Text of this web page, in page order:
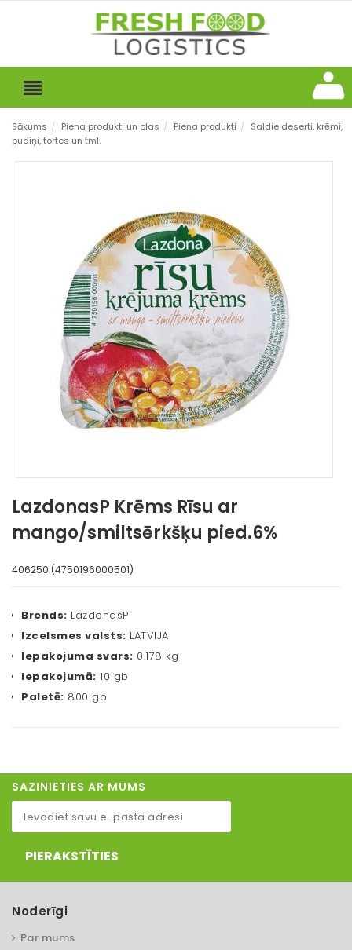
Sākums / Piena produkti un olas / Piena produkti / Saldie deserti, krēmi,
pudiņi, tortes un tml.
LazdonasP Krēms Rīsu ar
mango/smiltsērkšķu pied.6%
406250 (4750196000501)
Brends: LazdonasP
Izcelsmes valsts: LATVIJA
Iepakojuma svars: 0.178 kg
Iepakojumā: 10 gb
Paletē: 800 gb
SAZINIETIES AR MUMS
PIERAKSTĪTIES
Noderīgi
Par mums